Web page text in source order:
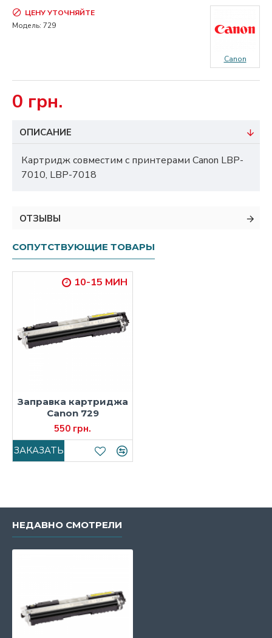
0 грн.
ЦЕНУ УТОЧНЯЙТЕ
Модель: 729
Canon
ОПИСАНИЕ
Картридж совместим с принтерами Canon LBP-
7010, LBP-7018
ОТЗЫВЫ
СОПУТСТВУЮЩИЕ ТОВАРЫ
10-15 МИН
Заправка картриджа
Canon 729
550 грн.
ЗАКАЗАТЬ
НЕДАВНО СМОТРЕЛИ